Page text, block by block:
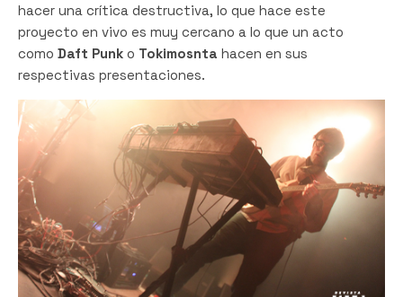
hacer una crítica destructiva, lo que hace este
proyecto en vivo es muy cercano a lo que un acto
como Daft Punk o Tokimosnta hacen en sus
respectivas presentaciones.